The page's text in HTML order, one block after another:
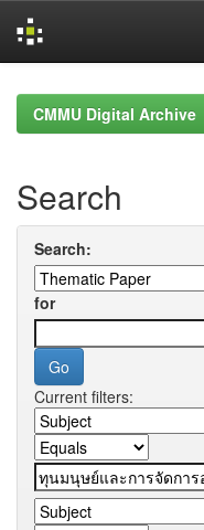
navigationCMMU Digital Archive
Search
Search:
for
Current filters: